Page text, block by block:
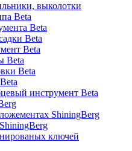
выколотки
Beta
Beta
Beta
Beta
Beta
Beta
инструмент Beta
ShiningBerg
ключей